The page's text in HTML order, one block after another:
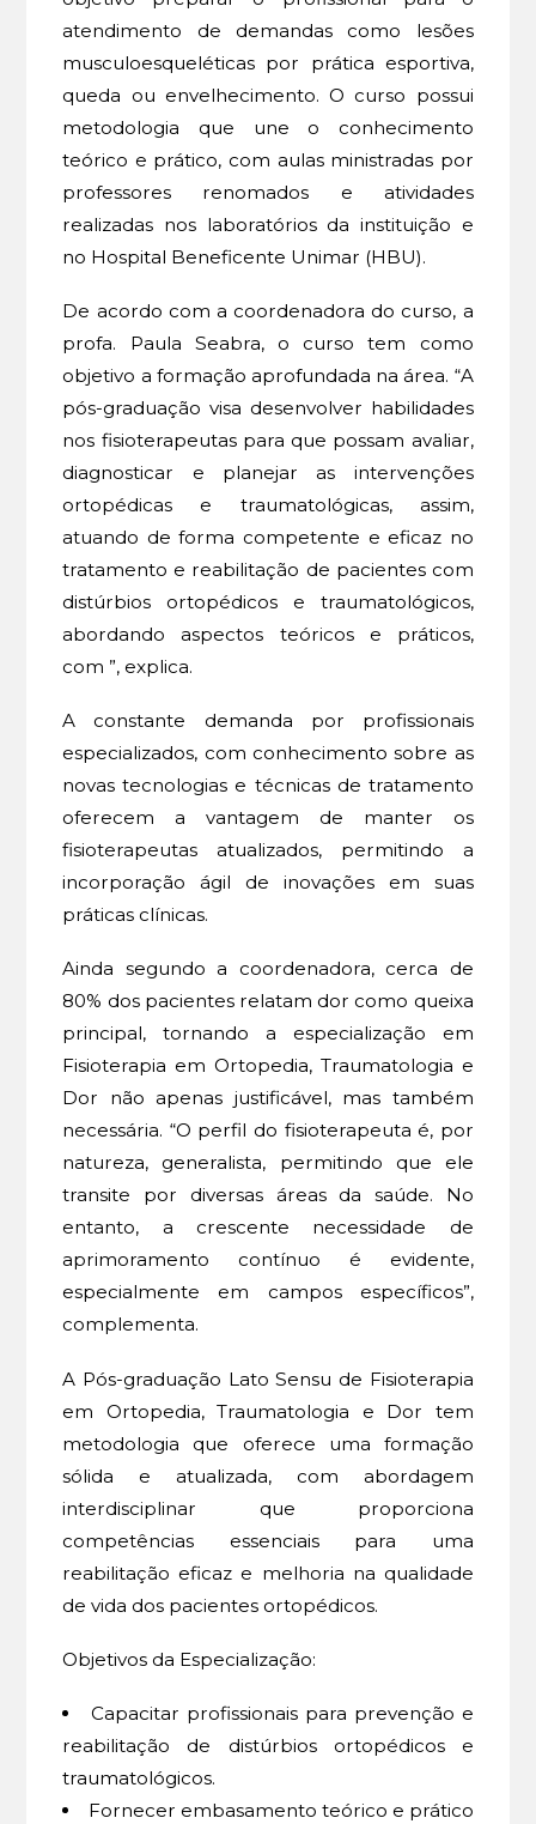
atendimento de demandas como lesões
musculoesqueléticas por prática esportiva,
queda ou envelhecimento. O curso possui
metodologia que une o conhecimento
teórico e prático, com aulas ministradas por
professores renomados e atividades
realizadas nos laboratórios da instituição e
no Hospital Beneficente Unimar (HBU).
De acordo com a coordenadora do curso, a
profa. Paula Seabra, o curso tem como
objetivo a formação aprofundada na área. “A
pós-graduação visa desenvolver habilidades
nos fisioterapeutas para que possam avaliar,
diagnosticar e planejar as intervenções
ortopédicas e traumatológicas, assim,
atuando de forma competente e eficaz no
tratamento e reabilitação de pacientes com
distúrbios ortopédicos e traumatológicos,
abordando aspectos teóricos e práticos,
com ”, explica.
A constante demanda por profissionais
especializados, com conhecimento sobre as
novas tecnologias e técnicas de tratamento
oferecem a vantagem de manter os
fisioterapeutas atualizados, permitindo a
incorporação ágil de inovações em suas
práticas clínicas.
Ainda segundo a coordenadora, cerca de
80% dos pacientes relatam dor como queixa
principal, tornando a especialização em
Fisioterapia em Ortopedia, Traumatologia e
Dor não apenas justificável, mas também
necessária. “O perfil do fisioterapeuta é, por
natureza, generalista, permitindo que ele
transite por diversas áreas da saúde. No
entanto, a crescente necessidade de
aprimoramento contínuo é evidente,
especialmente em campos específicos”,
complementa.
A Pós-graduação Lato Sensu de Fisioterapia
em Ortopedia, Traumatologia e Dor tem
metodologia que oferece uma formação
sólida e atualizada, com abordagem
interdisciplinar que proporciona
competências essenciais para uma
reabilitação eficaz e melhoria na qualidade
de vida dos pacientes ortopédicos.
Objetivos da Especialização:
Capacitar profissionais para prevenção e
reabilitação de distúrbios ortopédicos e
traumatológicos.
Fornecer embasamento teórico e prático